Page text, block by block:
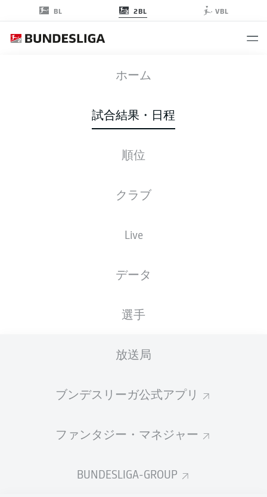
BL 2BL VBL
ホーム
試合結果・日程
順位
クラブ
Live
データ
選手
放送局
ブンデスリーガ公式アプリ
ファンタジー・マネジャー
BUNDESLIGA-GROUP
FCE BOC
スターティングメンバー
金, 30.10.2026 - 日, 01.11.2026
広告
Welcome along and thanks for joining us for build-up